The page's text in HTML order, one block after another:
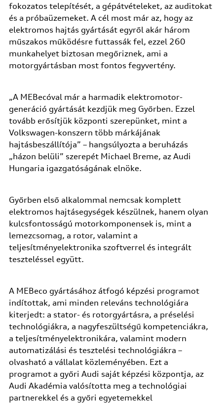
fokozatos telepítését, a gépátvételeket, az auditokat
és a próbaüzemeket. A cél most már az, hogy az
elektromos hajtás gyártását egyről akár három
műszakos működésre futtassák fel, ezzel 260
munkahelyet biztosan megőriznek, ami a
motorgyártásban most fontos fegyvertény.
„A MEBecóval már a harmadik elektromotor-
generáció gyártását kezdjük meg Győrben. Ezzel
tovább erősítjük központi szerepünket, mint a
Volkswagen-konszern több márkájának
hajtásbeszállítója” – hangsúlyozta a beruházás
„házon belüli” szerepét Michael Breme, az Audi
Hungaria igazgatóságának elnöke.
Győrben első alkalommal nemcsak komplett
elektromos hajtásegységek készülnek, hanem olyan
kulcsfontosságú motorkomponensek is, mint a
lemezcsomag, a rotor, valamint a
teljesítményelektronika szoftverrel és integrált
teszteléssel együtt.
A MEBeco gyártásához átfogó képzési programot
indítottak, ami minden releváns technológiára
kiterjedt: a stator- és rotorgyártásra, a préselési
technológiákra, a nagyfeszültségű kompetenciákra,
a teljesítményelektronikára, valamint modern
automatizálási és tesztelési technológiákra –
olvasható a vállalat közleményében. Ezt a
programot a győri Audi saját képzési központja, az
Audi Akadémia valósította meg a technológiai
partnerekkel és a győri egyetemekkel